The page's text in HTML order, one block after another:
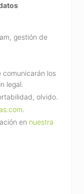
gestión de
comunicarán los
legal.
olvido.
.
en nuestra